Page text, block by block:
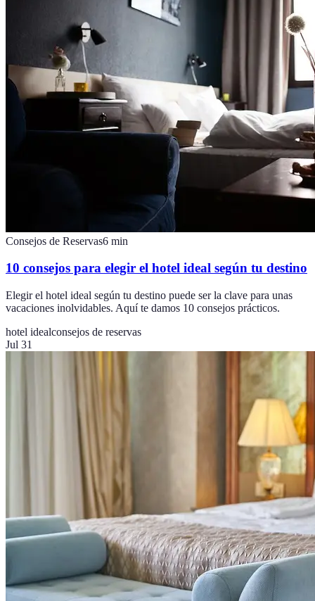
Consejos de Reservas6 min
10 consejos para elegir el hotel ideal según tu destino
Elegir el hotel ideal según tu destino puede ser la clave para unas
vacaciones inolvidables. Aquí te damos 10 consejos prácticos.
hotel idealconsejos de reservas
Jul 31